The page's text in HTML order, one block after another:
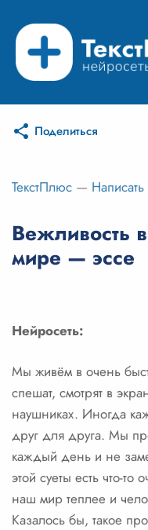
Режимы нейросети
Цены
Вход
Вход с Telegram
Поделиться
ТекстПлюс —
Вежливость
мире — эссе
Нейросеть:
Мы живём в очень
спешат, смотрят в
наушниках. Иногда
друг для друга. Мы
каждый день и не
этой суеты есть что-
наш мир теплее и
Казалось бы, такое